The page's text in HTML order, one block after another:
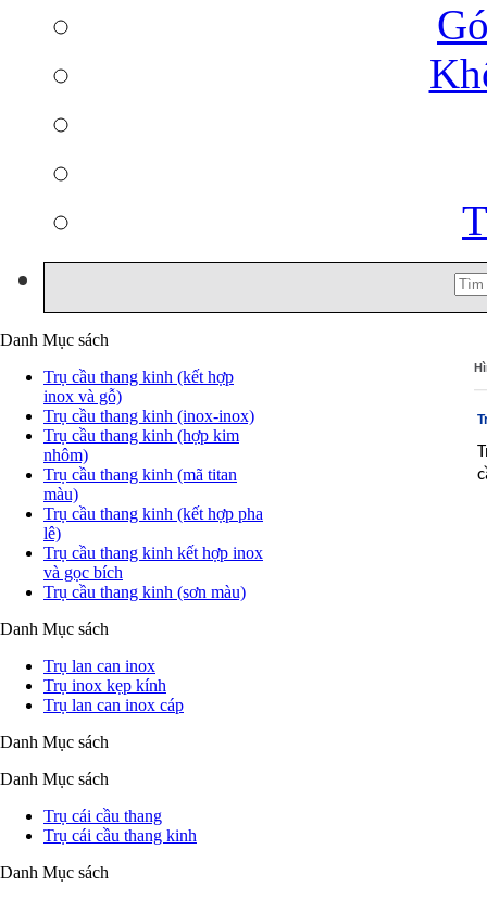
Danh Mục sách
Trụ cầu thang kinh (kết hợp
inox và gỗ)
Trụ cầu thang kinh (inox-inox)
Trụ cầu thang kinh (hợp kim
nhôm)
Trụ cầu thang kinh (mã titan
màu)
Trụ cầu thang kinh (kết hợp pha
lê)
Trụ cầu thang kinh kết hợp inox
và gọc bích
Trụ cầu thang kinh (sơn màu)
Danh Mục sách
Trụ lan can inox
Trụ inox kẹp kính
Trụ lan can inox cáp
Danh Mục sách
Danh Mục sách
Trụ cái cầu thang
Trụ cái cầu thang kinh
Danh Mục sách